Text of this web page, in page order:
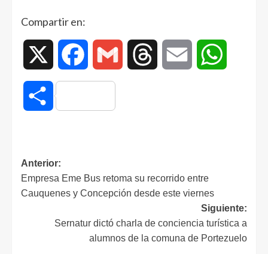
Compartir en:
Facebook Gmail Threads Email
Compartir
Anterior:
Empresa Eme Bus retoma su recorrido entre
Cauquenes y Concepción desde este viernes
Siguiente:
Sernatur dictó charla de conciencia turística a
alumnos de la comuna de Portezuelo